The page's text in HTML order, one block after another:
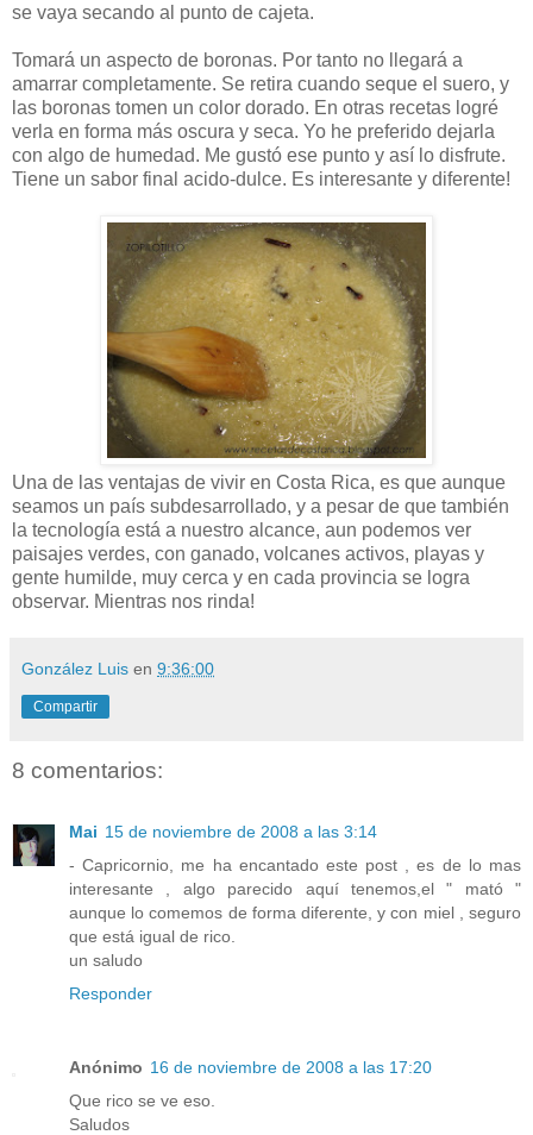
se vaya secando al punto de cajeta.
Tomará un aspecto de boronas. Por tanto no llegará a
amarrar completamente. Se retira cuando seque el suero, y
las boronas tomen un color dorado. En otras recetas logré
verla en forma más oscura y seca. Yo he preferido dejarla
con algo de humedad. Me gustó ese punto y así lo disfrute.
Tiene un sabor final acido-dulce. Es interesante y diferente!
Una de las ventajas de vivir en Costa Rica, es que aunque
seamos un país subdesarrollado, y a pesar de que también
la tecnología está a nuestro alcance, aun podemos ver
paisajes verdes, con ganado, volcanes activos, playas y
gente humilde, muy cerca y en cada provincia se logra
observar. Mientras nos rinda!
González Luis en 9:36:00
Compartir
8 comentarios:
Mai 15 de noviembre de 2008 a las 3:14
- Capricornio, me ha encantado este post , es de lo mas
interesante , algo parecido aquí tenemos,el " mató "
aunque lo comemos de forma diferente, y con miel , seguro
que está igual de rico.
un saludo
Responder
Anónimo 16 de noviembre de 2008 a las 17:20
Que rico se ve eso.
Saludos